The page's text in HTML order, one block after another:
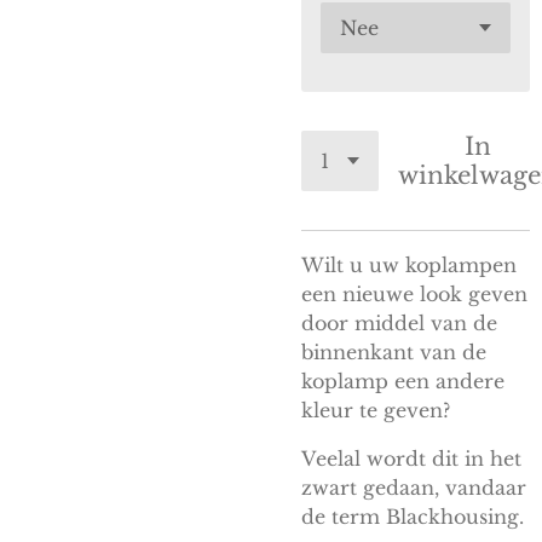
In
Wilt u uw koplampen
een nieuwe look geven
door middel van de
binnenkant van de
koplamp een andere
kleur te geven?
Veelal wordt dit in het
zwart gedaan, vandaar
de term Blackhousing.